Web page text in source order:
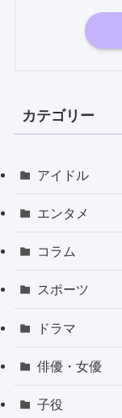
カテゴリー
アイドル
エンタメ
コラム
スポーツ
ドラマ
俳優・女優
子役